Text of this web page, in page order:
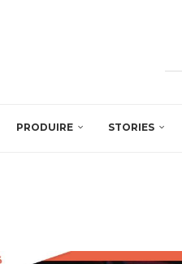
PRODUIRE STORIES